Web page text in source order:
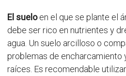
El sueloen el que se plante el
debe ser rico en nutrientes y
agua. Un suelo arcilloso o
problemas de encharcamiento
raíces. Es recomendable